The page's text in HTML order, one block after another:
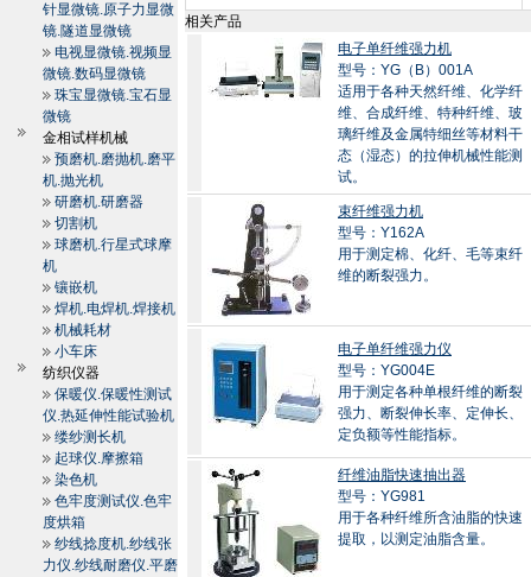
针显微镜.原子力显微
镜.隧道显微镜
电视显微镜.视频显
微镜.数码显微镜
珠宝显微镜.宝石显
微镜
金相试样机械
预磨机.磨抛机.磨平
机.抛光机
研磨机.研磨器
切割机
球磨机.行星式球摩
机
镶嵌机
焊机.电焊机.焊接机
机械耗材
小车床
纺织仪器
保暖仪.保暖性测试
仪.热延伸性能试验机
缕纱测长机
起球仪.摩擦箱
染色机
色牢度测试仪.色牢
度烘箱
纱线捻度机.纱线张
力仪.纱线耐磨仪.平磨
相关产品
电子单纤维强力机
型号：YG（B）001A
适用于各种天然纤维、化学纤
维、合成纤维、特种纤维、玻
璃纤维及金属特细丝等材料干
态（湿态）的拉伸机械性能测
试。
束纤维强力机
型号：Y162A
用于测定棉、化纤、毛等束纤
维的断裂强力。
电子单纤维强力仪
型号：YG004E
用于测定各种单根纤维的断裂
强力、断裂伸长率、定伸长、
定负额等性能指标。
纤维油脂快速抽出器
型号：YG981
用于各种纤维所含油脂的快速
提取，以测定油脂含量。